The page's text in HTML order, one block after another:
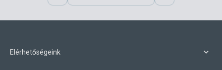
Elérhetőségeink